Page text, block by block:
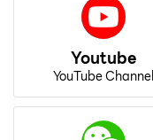
Youtube
YouTube Channel